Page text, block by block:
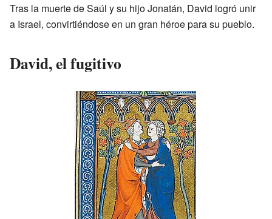
Tras la muerte de Saúl y su hijo Jonatán, David logró unir
a Israel, convirtiéndose en un gran héroe para su pueblo.
David, el fugitivo